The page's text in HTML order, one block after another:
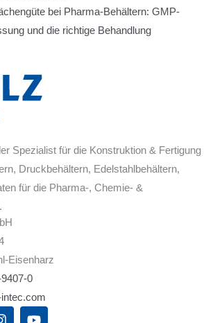
bei Pharma-Behältern: GMP-
und die richtige Behandlung
Spezialist für die Konstruktion & Fertigung
Druckbehältern, Edelstahlbehältern,
für die Pharma-, Chemie- &
Eisenharz
0
Y